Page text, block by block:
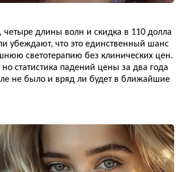
длины волн и скидка в 110 долла
убеждают, что это единственный шанс
светотерапию без клинических цен.
статистика падений цены за два года
не было и вряд ли будет в ближайшие